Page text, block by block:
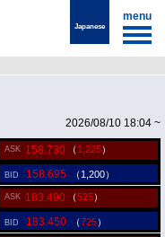
Japanese
2026/08/10 18:04 ~
ASK 158.730 （1,225）
BID 158.695 （1,200）
ASK 183.490 （525）
BID 183.450 （725）
menu